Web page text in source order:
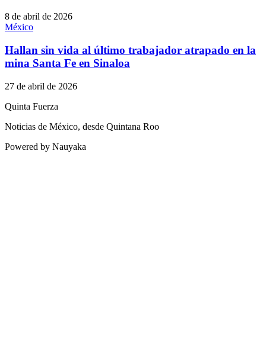
8 de abril de 2026
México
Hallan sin vida al último trabajador atrapado en la
mina Santa Fe en Sinaloa
27 de abril de 2026
Quinta Fuerza
Noticias de México, desde Quintana Roo
Powered by Nauyaka